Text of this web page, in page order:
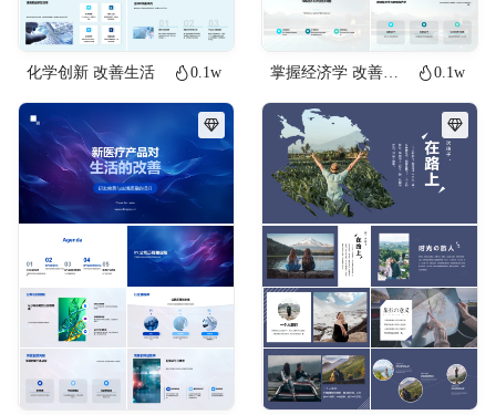
化学创新 改善生活 0.1w 0.1w